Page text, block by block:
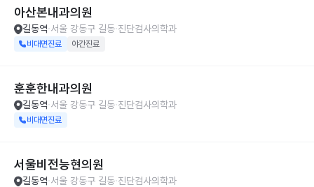
아산본내과의원
길동역 서울 강동구 길동 진단검사의학과
비대면진료 야간진료
훈훈한내과의원
길동역 서울 강동구 길동 진단검사의학과
비대면진료
서울비전능현의원
길동역 서울 강동구 길동 진단검사의학과